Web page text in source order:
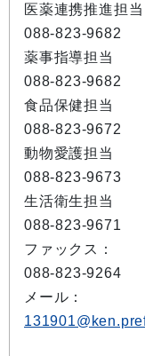
医薬連携推進担当
088-823-9682
薬事指導担当
088-823-9682
食品保健担当
088-823-9672
動物愛護担当
088-823-9673
生活衛生担当
088-823-9671
ファックス：
088-823-9264
メール：